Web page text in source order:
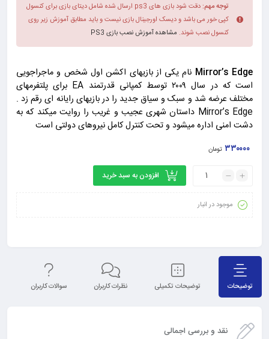
توجه مهم:
دقت شود بازی های ps3 ارسال شده شامل دیتای بازی برای کنسول
کپی خور می باشد و دیسک اورجینال بازی نیست و باید مطابق آموزش زیر روی
کنسول نصب شوند. مشاهده آموزش نصب بازی PS3
Mirror’s Edge نام یکی از بازیهای اکشن اول شخص و ماجراجویی
است که در سال ۲۰۰۹ توسط کمپانی قدرتمند EA برای پلتفرمهای
مختلف عرضه شد و سبک و سیاق جدید را در بازیهای رایانه ای رقم زد .
Mirror’s Edge داستان شهری عجیب و غریب را روایت میکند که به
دشت امنی اداره میشود و تحت کنترل کامل نیروهای دولتی است
۳۳۰۰۰۰ تومان
افزودن به سبد خرید
موجود در انبار
توضیحات توضیحات تکمیلی نظرات کاربران سوالات کاربران
نقد و بررسی اجمالی